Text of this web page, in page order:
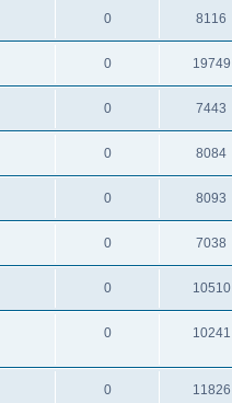
0 8116
0 19749
0 7443
0 8084
0 8093
0 7038
0 10510
0 10241
0 11826